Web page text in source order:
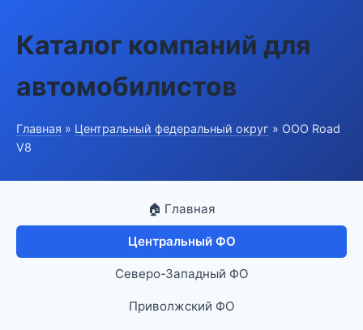
Каталог компаний для
автомобилистов
Главная » Центральный федеральный округ » ООО Road
V8
🏠 Главная
Центральный ФО
Северо-Западный ФО
Приволжский ФО